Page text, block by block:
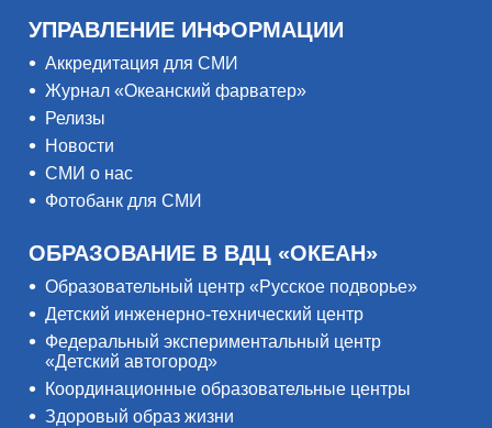
УПРАВЛЕНИЕ ИНФОРМАЦИИ
Аккредитация для СМИ
Журнал «Океанский фарватер»
Релизы
Новости
СМИ о нас
Фотобанк для СМИ
ОБРАЗОВАНИЕ В ВДЦ «ОКЕАН»
Образовательный центр «Русское подворье»
Детский инженерно-технический центр
Федеральный экспериментальный центр
«Детский автогород»
Координационные образовательные центры
Здоровый образ жизни